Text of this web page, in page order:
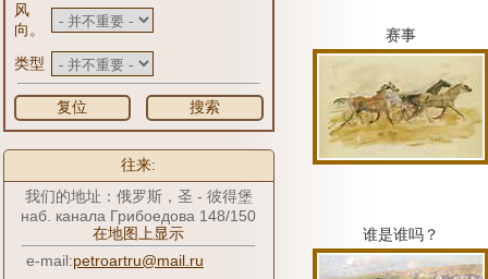
风
向。
类型
复位 搜索
往来:
我们的地址：俄罗斯，圣 - 彼得堡
наб. канала Грибоедова 148/150
在地图上显示
e-mail:petroartru@mail.ru
赛事
谁是谁吗？